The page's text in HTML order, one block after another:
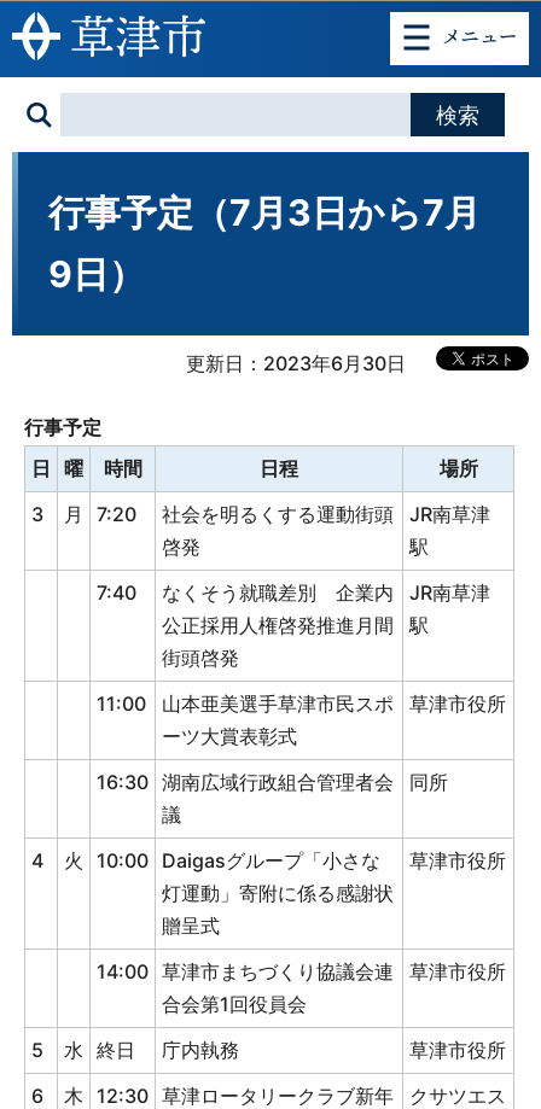
このページの本文へ移動
行事予定（7月3日から7月
9日）
更新日：2023年6月30日
行事予定
日
曜 時間 日程
場所
3
月 7:20
社会を明るくする運動街頭
啓発
JR南草津
駅
7:40
なくそう就職差別 企業内
公正採用人権啓発推進月間
街頭啓発
JR南草津
駅
11:00
山本亜美選手草津市民スポ
ーツ大賞表彰式
草津市役所
16:30 湖南広域行政組合管理者会
議
同所
4 火 10:00 Daigasグループ「小さな
灯運動」寄附に係る感謝状
贈呈式
草津市役所
14:00 草津市まちづくり協議会連
合会第1回役員会
草津市役所
5 水 終日 庁内執務
草津市役所
6
木 12:30 草津ロータリークラブ新年
クサツエス